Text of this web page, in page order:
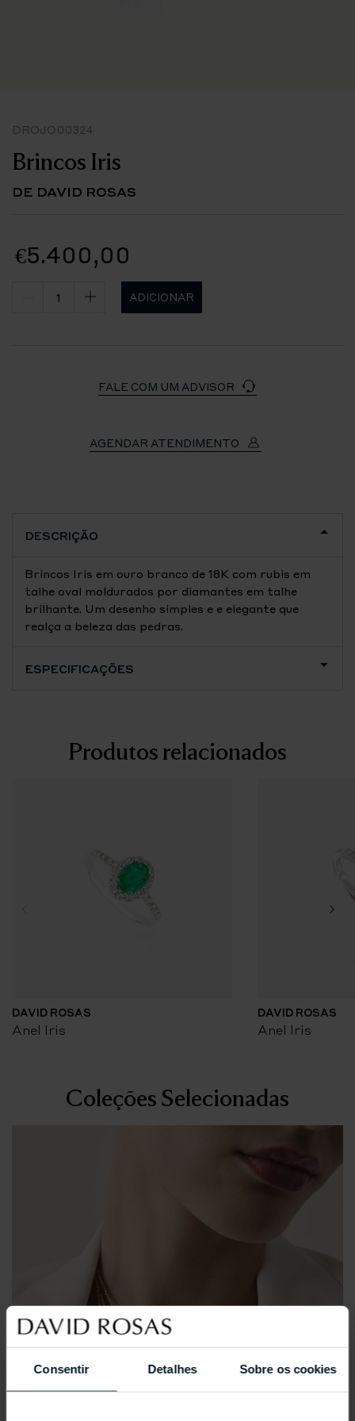
Consentir Detalhes Sobre os cookies
DROJO00324
Brincos Iris
DE DAVID ROSAS
€5.400,00
ADICIONAR
FALE COM UM ADVISOR
AGENDAR ATENDIMENTO
DESCRIÇÃO
Brincos Iris em ouro branco de 18K com rubis em
talhe oval moldurados por diamantes em talhe
brilhante. Um desenho simples e e elegante que
realça a beleza das pedras.
ESPECIFICAÇÕES
Produtos relacionados
DAVID ROSAS
Anel Iris
DAVID ROSAS
Anel Iris
Coleções Selecionadas